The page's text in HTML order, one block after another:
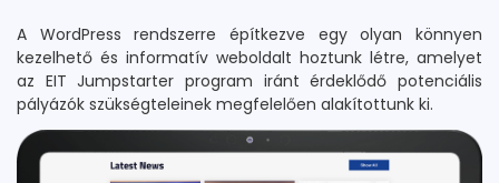
A WordPress rendszerre építkezve egy olyan könnyen
kezelhető és informatív weboldalt hoztunk létre, amelyet
az EIT Jumpstarter program iránt érdeklődő potenciális
pályázók szükségteleinek megfelelően alakítottunk ki.